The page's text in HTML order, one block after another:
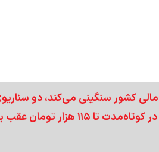
کشور سنگینی می‌کند، دو
روی اقتصاد قرار گرفته است؛ یا مذاکره که می‌تواند دلار